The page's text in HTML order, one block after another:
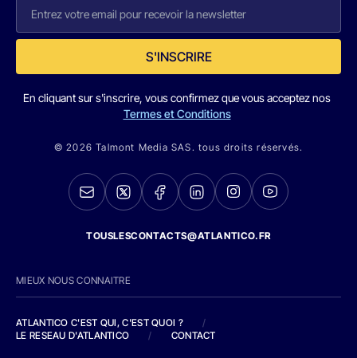
S'INSCRIRE
En cliquant sur s'inscrire, vous confirmez que vous acceptez nos
Termes et Conditions
© 2026 Talmont Media SAS. tous droits réservés.
TOUSLESCONTACTS@ATLANTICO.FR
MIEUX NOUS CONNAITRE
ATLANTICO C'EST QUI, C'EST QUOI ?
/
LE RESEAU D'ATLANTICO
/ CONTACT